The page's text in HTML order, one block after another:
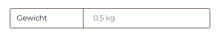
Gewicht 0,5 kg